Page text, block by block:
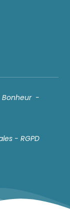
-
- RGPD